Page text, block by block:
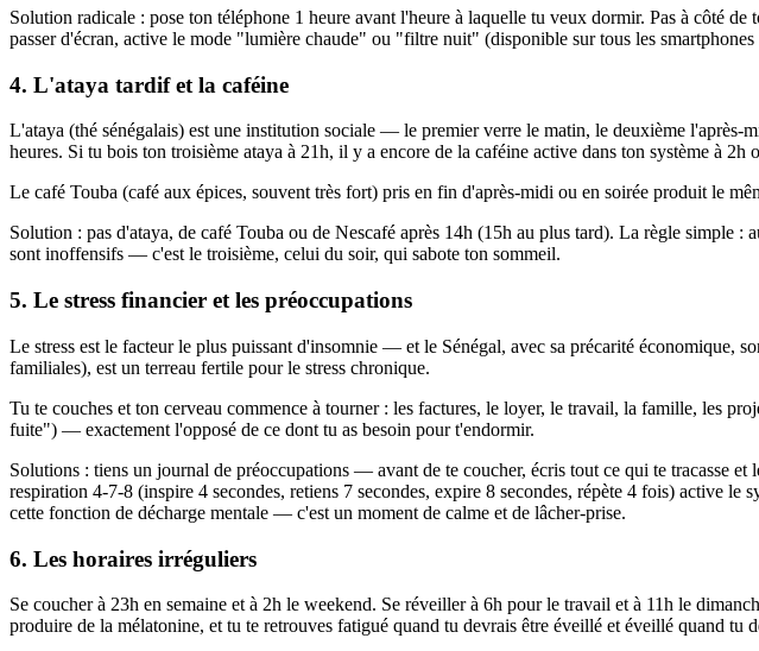
Solution radicale : pose ton téléphone 1 heure avant l'heure à laquelle tu veux dormir. Pas à côté
passer d'écran, active le mode "lumière chaude" ou "filtre nuit" (disponible sur tous les
4. L'ataya tardif et la caféine
L'ataya (thé sénégalais) est une institution sociale — le premier verre le matin, le deuxième
heures. Si tu bois ton troisième ataya à 21h, il y a encore de la caféine active dans ton système à 2h
Le café Touba (café aux épices, souvent très fort) pris en fin d'après-midi ou en soirée produit le
Solution : pas d'ataya, de café Touba ou de Nescafé après 14h (15h au plus tard). La règle simple
sont inoffensifs — c'est le troisième, celui du soir, qui sabote ton sommeil.
5. Le stress financier et les préoccupations
Le stress est le facteur le plus puissant d'insomnie — et le Sénégal, avec sa précarité économique,
familiales), est un terreau fertile pour le stress chronique.
Tu te couches et ton cerveau commence à tourner : les factures, le loyer, le travail, la famille, les
fuite") — exactement l'opposé de ce dont tu as besoin pour t'endormir.
Solutions : tiens un journal de préoccupations — avant de te coucher, écris tout ce qui te tracasse
respiration 4-7-8 (inspire 4 secondes, retiens 7 secondes, expire 8 secondes, répète 4 fois) active
cette fonction de décharge mentale — c'est un moment de calme et de lâcher-prise.
6. Les horaires irréguliers
Se coucher à 23h en semaine et à 2h le weekend. Se réveiller à 6h pour le travail et à 11h le
produire de la mélatonine, et tu te retrouves fatigué quand tu devrais être éveillé et éveillé quand tu